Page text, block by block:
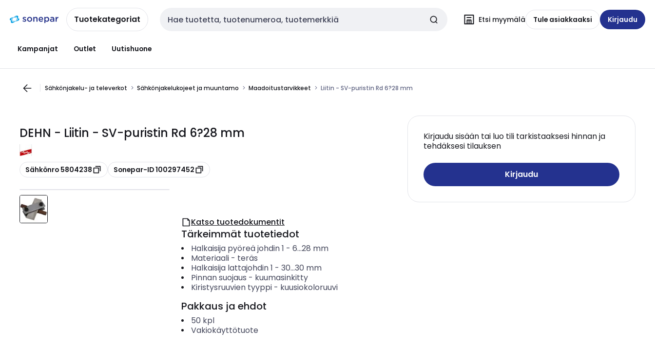
navigointiinsisältöönTuotekategoriat Haku Etsi myymälä Tule asiakkaaksi Kirjaudu
Kampanjat Outlet Uutishuone
Sähkönjakelu- ja televerkot Sähkönjakelukojeet ja muuntamo Maadoitustarvikkeet Liitin - SV-puristin Rd 6?28 mm
DEHN - Liitin - SV-puristin Rd 6?28 mm
Kopioi
Sähkönro 5804238 Kopioi
Sonepar-ID 100297452
Kirjaudu sisään tai luo tili tarkistaaksesi hinnan ja
tehdäksesi tilauksen
Kirjaudu
Katso tuotedokumentit
Tärkeimmät tuotetiedot
Halkaisija pyöreä johdin 1 - 6...28 mm
Materiaali- teräs
Halkaisija lattajohdin 1 - 30...30 mm
Pinnan suojaus - kuumasinkitty
Kiristysruuvien tyyppi- kuusiokoloruuvi
Pakkaus ja ehdot
50 kpl
Vakiokäyttötuote